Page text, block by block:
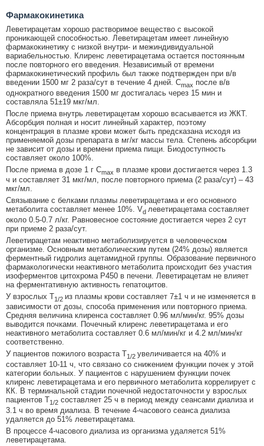
Фармакокинетика
Леветирацетам хорошо растворимое вещество с высокой
проникающей способностью. Леветирацетам имеет линейную
фармакокинетику с низкой внутри- и межиндивидуальной
вариабельностью. Клиренс леветирацетама остается постоянным
после повторного его введения. Независимый от времени
фармакокинетический профиль был также подтвержден при в/в
введении 1500 мг 2 раза/сут в течение 4 дней. Cmax после в/в
однократного введения 1500 мг достигалась через 15 мин и
составляла 51±19 мкг/мл.
После приема внутрь леветирацетам хорошо всасывается из ЖКТ.
Абсорбция полная и носит линейный характер, поэтому
концентрация в плазме крови может быть предсказана исходя из
применяемой дозы препарата в мг/кг массы тела. Степень абсорбции
не зависит от дозы и времени приема пищи. Биодоступность
составляет около 100%.
После приема в дозе 1 г Cmax в плазме крови достигается через 1.3
ч и составляет 31 мкг/мл, после повторного приема (2 раза/сут) – 43
мкг/мл.
Связывание с белками плазмы леветирацетама и его основного
метаболита составляет менее 10%. Vd леветирацетама составляет
около 0.5-0.7 л/кг. Равновесное состояние достигается через 2 сут
при приеме 2 раза/сут.
Леветирацетам неактивно метаболизируется в человеческом
организме. Основным метаболическим путем (24% дозы) является
ферментный гидролиз ацетамидной группы. Образование первичного
фармакологически неактивного метаболита происходит без участия
изоферментов цитохрома P450 в печени. Леветирацетам не влияет
на ферментативную активность гепатоцитов.
У взрослых T1/2 из плазмы крови составляет 7±1 ч и не изменяется в
зависимости от дозы, способа применения или повторного приема.
Средняя величина клиренса составляет 0.96 мл/мин/кг. 95% дозы
выводится почками. Почечный клиренс леветирацетама и его
неактивного метаболита составляет 0.6 мл/мин/кг и 4.2 мл/мин/кг
соответственно.
У пациентов пожилого возраста T1/2 увеличивается на 40% и
составляет 10-11 ч, что связано со снижением функции почек у этой
категории больных. У пациентов с нарушением функции почек
клиренс леветирацетама и его первичного метаболита коррелирует с
КК. В терминальной стадии почечной недостаточности у взрослых
пациентов Т1/2 составляет 25 ч в период между сеансами диализа и
3.1 ч во время диализа. В течение 4-часового сеанса диализа
удаляется до 51% леветирацетама.
В процессе 4-часового диализа из организма удаляется 51%
леветирацетама.